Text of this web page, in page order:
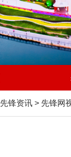
先锋资讯 > 先锋网